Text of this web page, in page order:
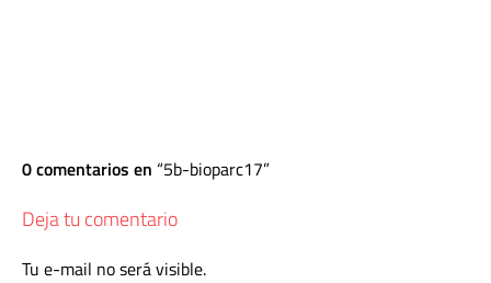
0 comentarios en 5b-bioparc17
Deja tu comentario
Tu e-mail no será visible.